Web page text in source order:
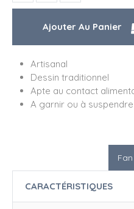
Artisanal
Dessin traditionnel
Apte au contact
A garnir ou à suspendre
CARACTÉRISTIQUES